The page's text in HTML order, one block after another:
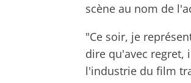
scène au nom de
"Ce soir, je
dire qu'avec regret,
l'industrie du film